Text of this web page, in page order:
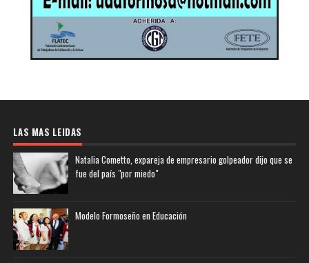
LAS MAS LEIDAS
Natalia Cometto, expareja de empresario golpeador dijo que se
fue del país "por miedo"
Modelo Formoseño en Educación